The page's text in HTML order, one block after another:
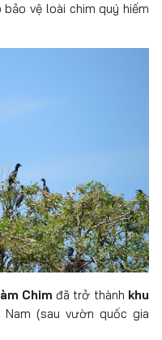
vệ loài chim quý hiếm
Chim đã trở thành khu
(sau vườn quốc gia